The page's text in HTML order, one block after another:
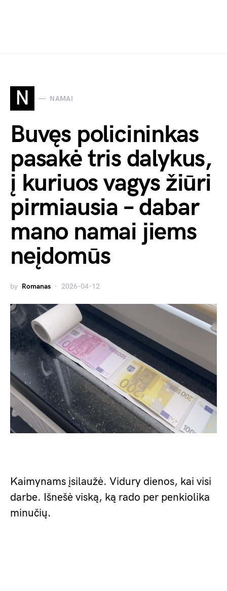
N NAMAI
Buvęs policininkas
pasakė tris dalykus,
į kuriuos vagys žiūri
pirmiausia – dabar
mano namai jiems
neįdomūs
by Romanas 2026-04-12
Kaimynams įsilaužė. Vidury dienos, kai visi
darbe. Išnešė viską, ką rado per penkiolika
minučių.